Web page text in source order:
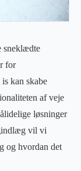
sneklædte
for
kan skabe
af veje
løsninger
vil vi
og hvordan det